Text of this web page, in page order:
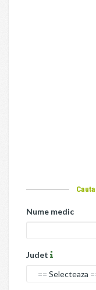
Nume medic
Judet